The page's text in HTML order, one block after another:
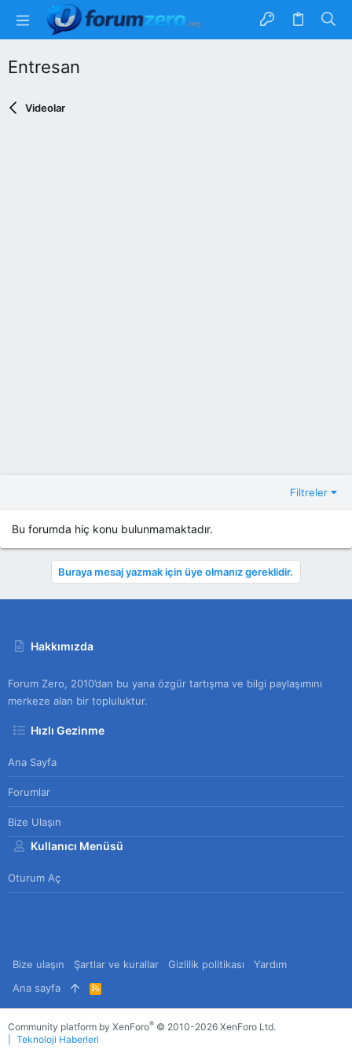
Entresan
Videolar
Filtreler
Bu forumda hiç konu bulunmamaktadır.
Buraya mesaj yazmak için üye olmanız gereklidir.
Hakkımızda
Forum Zero, 2010’dan bu yana özgür tartışma ve bilgi paylaşımını
merkeze alan bir topluluktur.
Hızlı Gezinme
Ana Sayfa
Forumlar
Bize Ulaşın
Kullanıcı Menüsü
Oturum Aç
Bize ulaşın Şartlar ve kurallar Gizlilik politikası
Yardım
Ana sayfa
R
S
S
Community platform by XenForo® © 2010-2026 XenForo Ltd.
Teknoloji Haberleri